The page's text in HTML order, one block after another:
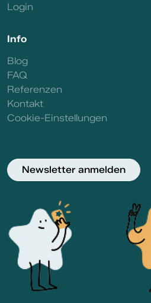
Login
Info
Blog
FAQ
Referenzen
Kontakt
Cookie-Einstellungen
Newsletter anmelden